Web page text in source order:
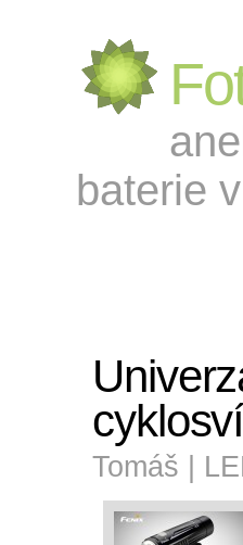
baterie
Tomáš |